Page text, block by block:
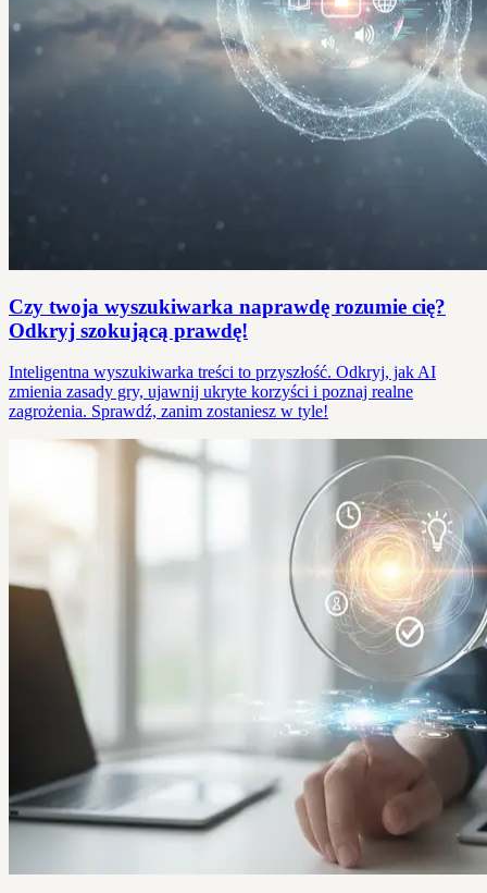
Czy twoja wyszukiwarka naprawdę rozumie cię?
Odkryj szokującą prawdę!
Inteligentna wyszukiwarka treści to przyszłość. Odkryj, jak AI
zmienia zasady gry, ujawnij ukryte korzyści i poznaj realne
zagrożenia. Sprawdź, zanim zostaniesz w tyle!